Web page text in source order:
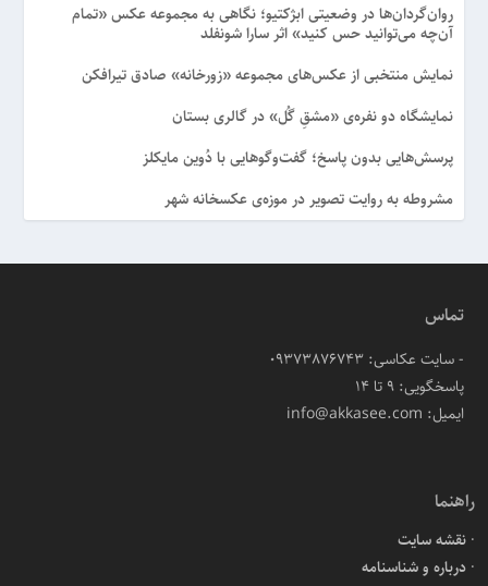
روان‌گردان‌ها در وضعیتی ابژکتیو؛ نگاهی به مجموعه عکس «تمام
آن‌چه می‌توانید حس کنید» اثر سارا شونفلد
نمایش منتخبی از عکس‌های مجموعه «زورخانه» صادق تیرافکن
نمایشگاه دو نفره‌ی «مشقِ گُل» در گالری بستان
پرسش‌هایی بدون پاسخ؛ گفت‌وگوهایی با دُوین مایکلز
مشروطه به روایت تصویر در موزه‌ی عکسخانه شهر
تماس
- سایت عکاسی: 09373876743
پاسخگویی: ۹ تا ۱۴
ایمیل: info@akkasee.com
راهنما
نقشه سایت
درباره و شناسنامه